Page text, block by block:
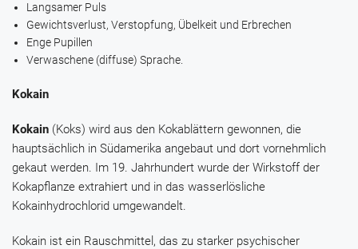
Langsamer Puls
Gewichtsverlust, Verstopfung, Übelkeit und Erbrechen
Enge Pupillen
Verwaschene (diffuse) Sprache.
Kokain
Kokain (Koks) wird aus den Kokablättern gewonnen, die
hauptsächlich in Südamerika angebaut und dort vornehmlich
gekaut werden. Im 19. Jahrhundert wurde der Wirkstoff der
Kokapflanze extrahiert und in das wasserlösliche
Kokainhydrochlorid umgewandelt.
Kokain ist ein Rauschmittel, das zu starker psychischer